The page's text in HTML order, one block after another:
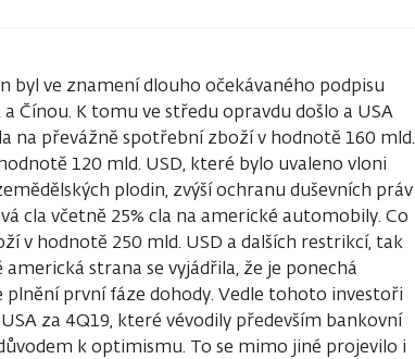
byl ve znamení dlouho očekávaného podpisu
Čínou. K tomu ve středu opravdu došlo a USA
na převážně spotřební zboží v hodnotě 160 mld.
120 mld. USD, které bylo uvaleno vloni
plodin, zvýší ochranu duševních práv
cla včetně 25% cla na americké automobily. Co
v hodnotě 250 mld. USD a dalších restrikcí, tak
strana se vyjádřila, že je ponechá
první fáze dohody. Vedle tohoto investoři
za 4Q19, které vévodily především bankovní
k optimismu. To se mimo jiné projevilo i